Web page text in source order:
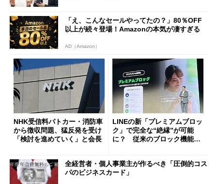
「え、こんなセールやってたの？」80％OFF
以上が続々登場！Amazonの本気が凄すぎる
AD（Amazon）
NHK受信料パトカー・消防車
から徴収問題、猛反発を受け
「検討を進めていく」と会長
LINEの新「プレミアムブロッ
ク」で完全な“絶縁”が可能
に？ 従来のブロック機能と
全経営者・個人事業主が作るべき「圧倒的コス
パのビジネスカード」